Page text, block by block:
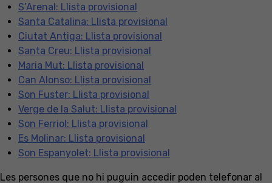
S’Arenal: Llista provisional
Santa Catalina: Llista provisional
Ciutat Antiga: Llista provisional
Santa Creu: Llista provisional
Maria Mut: Llista provisional
Can Alonso: Llista provisional
Son Fuster: Llista provisional
Verge de la Salut: Llista provisional
Son Ferriol: Llista provisional
Es Molinar: Llista provisional
Son Espanyolet: Llista provisional
Les persones que no hi puguin accedir poden telefonar al